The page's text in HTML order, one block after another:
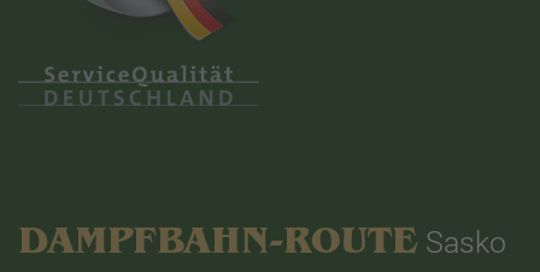
DAMPFBAHN-ROUTE Sasko